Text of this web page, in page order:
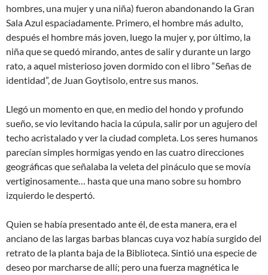
hombres, una mujer y una niña) fueron abandonando la Gran
Sala Azul espaciadamente. Primero, el hombre más adulto,
después el hombre más joven, luego la mujer y, por último, la
niña que se quedó mirando, antes de salir y durante un largo
rato, a aquel misterioso joven dormido con el libro “Señas de
identidad”, de Juan Goytisolo, entre sus manos.
Llegó un momento en que, en medio del hondo y profundo
sueño, se vio levitando hacia la cúpula, salir por un agujero del
techo acristalado y ver la ciudad completa. Los seres humanos
parecían simples hormigas yendo en las cuatro direcciones
geográficas que señalaba la veleta del pináculo que se movía
vertiginosamente… hasta que una mano sobre su hombro
izquierdo le despertó.
Quien se había presentado ante él, de esta manera, era el
anciano de las largas barbas blancas cuya voz había surgido del
retrato de la planta baja de la Biblioteca. Sintió una especie de
deseo por marcharse de allí; pero una fuerza magnética le